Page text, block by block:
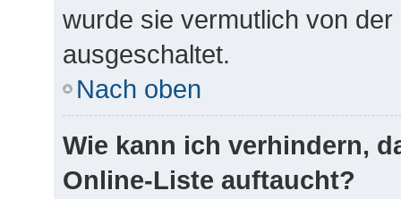
wurde sie vermutlich von
ausgeschaltet.
Nach oben
Wie kann ich verhindern,
Online-Liste auftaucht?